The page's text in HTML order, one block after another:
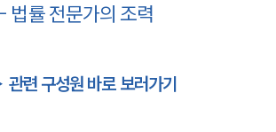
법률 전문가의 조력
련 구성원 바로 보러가기